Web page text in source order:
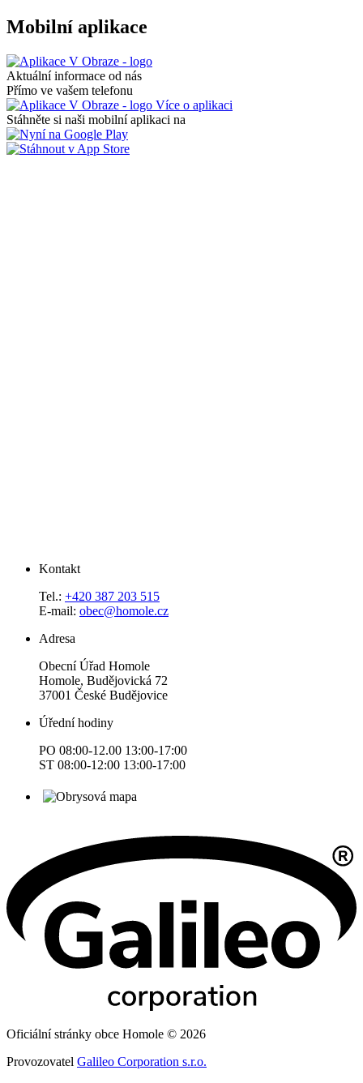
Mobilní aplikace
Aktuální informace od nás
Přímo ve vašem telefonu
Více o aplikaci
Stáhněte si naši mobilní aplikaci na
Kontakt
Tel.: +420 387 203 515
E-mail: obec@homole.cz
Adresa
Obecní Úřad Homole
Homole, Budějovická 72
37001 České Budějovice
Úřední hodiny
PO 08:00-12.00 13:00-17:00
ST 08:00-12:00 13:00-17:00
Oficiální stránky obce Homole © 2026
Provozovatel Galileo Corporation s.r.o.